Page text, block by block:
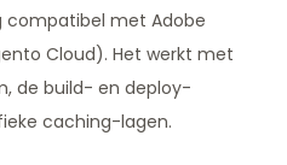
compatibel met Adobe
Cloud). Het werkt met
de build- en deploy-
caching-lagen.